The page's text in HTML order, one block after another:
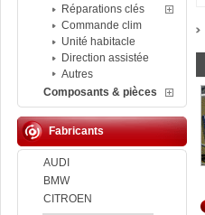
Réparations clés
Commande clim
Unité habitacle
Direction assistée
Autres
Composants & pièces
Fabricants
AUDI
BMW
CITROEN